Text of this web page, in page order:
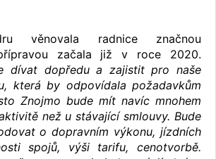
věnovala radnice značnou
začala již v roce 2020.
dívat dopředu a zajistit pro naše
která by odpovídala požadavkům
Znojmo bude mít navíc mnohem
než u stávající smlouvy. Bude
o dopravním výkonu, jízdních
spojů, výši tarifu, cenotvorbě.